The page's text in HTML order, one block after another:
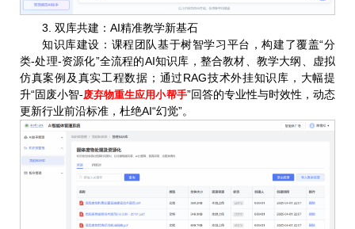
3. 双库共建：AI精准教学新基石
知识库建设 ： 课程团队基于树智学习平台，构建了覆盖“分
类-处理-资源化”全流程的AI知识库，整合教材、教学大纲、虚拟
仿真案例及真实工程数据；通过RAG技术外挂知识库，大幅提
升“固废小智-废弃物重生应用小帮手”回答的专业性与时效性，动态
更新行业前沿标准，杜绝AI“幻觉”。